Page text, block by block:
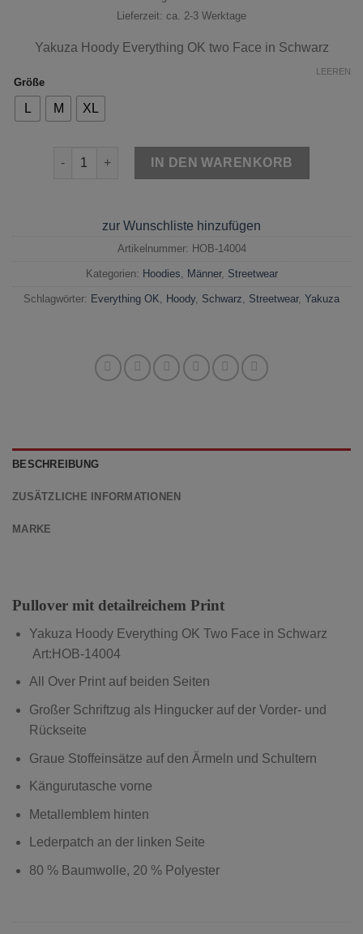
Lieferzeit: ca. 2-3 Werktage
Yakuza Hoody Everything OK two Face in Schwarz
Größe
L M XL
LEEREN
Yakuza Hoody Everything OK two Face Schwarz Menge
IN DEN WARENKORB
zur Wunschliste hinzufügen
Artikelnummer: HOB-14004
Kategorien: Hoodies Männer, Streetwear
Schlagwörter: Everything OK Hoody, Schwarz Streetwear, Yakuza
BESCHREIBUNG
ZUSÄTZLICHE INFORMATIONEN
MARKE
Pullover mit detailreichem Print
Yakuza Hoody Everything OK Two Face in Schwarz
Art:HOB-14004
All Over Print auf beiden Seiten
Großer Schriftzug als Hingucker auf der Vorder- und
Rückseite
Graue Stoffeinsätze auf den Ärmeln und Schultern
Kängurutasche vorne
Metallemblem hinten
Lederpatch an der linken Seite
80 % Baumwolle, 20 % Polyester